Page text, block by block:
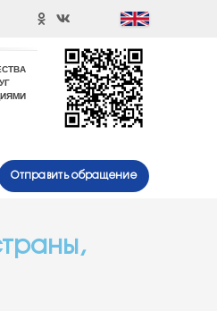
Отправить обращение